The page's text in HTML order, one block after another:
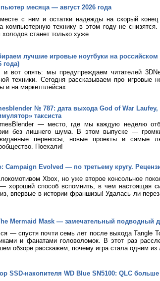
месяца — август 2026 года
с ним и остатки надежды на скорый
компьютерную технику в этом году не снизятся.
станет только хуже
лучшие игровые ноутбуки на
года)
и вот опять: мы предупреждаем читателей
техники. Сегодня рассказываем про игровые
и на маркетплейсах
№ 787: дата выхода God of War Laufey,
таксиста
— место, где мы каждую неделю
без лишнего шума. В этом выпуске —
переносы, новые проекты и самые
Поехали!
Campaign Evolved — по третьему кругу.
Xbox, но уже второе консольное
хороший способ вспомнить, в чем настоящая
впервые в истории франшизы! Удалась ли
Mermaid Mask — замечательный подводный
— спустя почти семь лет после выхода Tangle
и фанатами головоломок. В этот раз
обзоре расскажем, почему игра стала одним из
SSD-накопителя WD Blue SN5100: QLC больше